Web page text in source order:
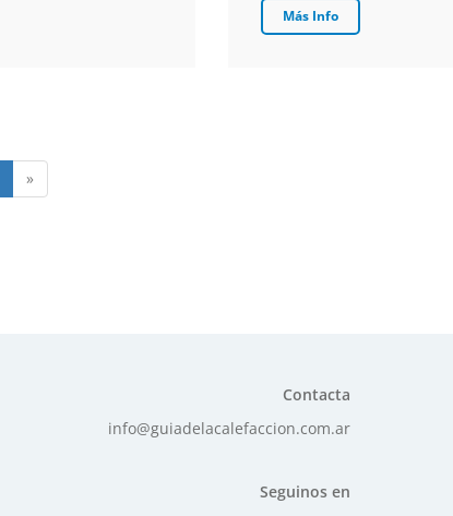
Más Info
»
Contacta
info@guiadelacalefaccion.com.ar
Seguinos en